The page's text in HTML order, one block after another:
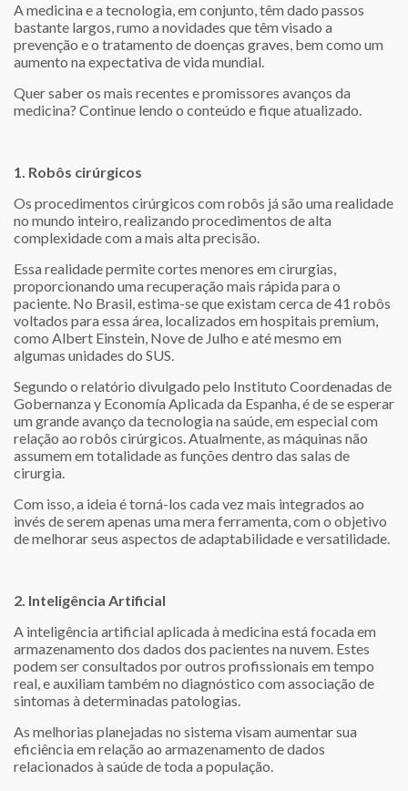
A medicina e a tecnologia, em conjunto, têm dado passos
bastante largos, rumo a novidades que têm visado a
prevenção e o tratamento de doenças graves, bem como um
aumento na expectativa de vida mundial.
Quer saber os mais recentes e promissores avanços da
medicina? Continue lendo o conteúdo e fique atualizado.
1. Robôs cirúrgicos
Os procedimentos cirúrgicos com robôs já são uma realidade
no mundo inteiro, realizando procedimentos de alta
complexidade com a mais alta precisão.
Essa realidade permite cortes menores em cirurgias,
proporcionando uma recuperação mais rápida para o
paciente. No Brasil, estima-se que existam cerca de 41 robôs
voltados para essa área, localizados em hospitais premium,
como Albert Einstein, Nove de Julho e até mesmo em
algumas unidades do SUS.
Segundo o relatório divulgado pelo Instituto Coordenadas de
Gobernanza y Economía Aplicada da Espanha, é de se esperar
um grande avanço da tecnologia na saúde, em especial com
relação ao robôs cirúrgicos. Atualmente, as máquinas não
assumem em totalidade as funções dentro das salas de
cirurgia.
Com isso, a ideia é torná-los cada vez mais integrados ao
invés de serem apenas uma mera ferramenta, com o objetivo
de melhorar seus aspectos de adaptabilidade e versatilidade.
2. Inteligência Artificial
A inteligência artificial aplicada à medicina está focada em
armazenamento dos dados dos pacientes na nuvem. Estes
podem ser consultados por outros profissionais em tempo
real, e auxiliam também no diagnóstico com associação de
sintomas à determinadas patologias.
As melhorias planejadas no sistema visam aumentar sua
eficiência em relação ao armazenamento de dados
relacionados à saúde de toda a população.